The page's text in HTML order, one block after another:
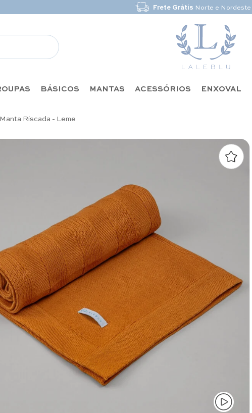
Frete Grátis Norte e Nordeste
BÁSICOS MANTAS ACESSÓRIOS ENXOVAL
Manta Riscada - Leme